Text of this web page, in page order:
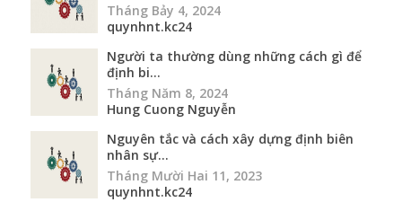
Tháng Bảy 4, 2024
quynhnt.kc24
Người ta thường dùng những cách gì để
định bi...
Tháng Năm 8, 2024
Hung Cuong Nguyễn
Nguyên tắc và cách xây dựng định biên
nhân sự...
Tháng Mười Hai 11, 2023
quynhnt.kc24